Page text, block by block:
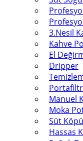
3.Nesil
Kahve
El
Dripper
Manuel
Moka
Süt
Hassas